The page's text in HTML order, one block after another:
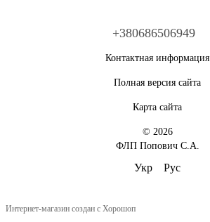
+380686506949
Контактная информация
Полная версия сайта
Карта сайта
© 2026
ФЛП Попович С.А.
Укр Рус
Интернет-магазин создан с Хорошоп